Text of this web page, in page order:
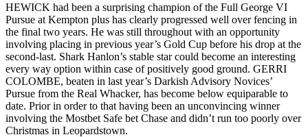
HEWICK had been a surprising champion of the Full George VI
Pursue at Kempton plus has clearly progressed well over fencing in
the final two years. He was still throughout with an opportunity
involving placing in previous year’s Gold Cup before his drop at the
second-last. Shark Hanlon’s stable star could become an interesting
every way option within case of positively good ground. GERRI
COLOMBE, beaten in last year’s Darkish Advisory Novices’
Pursue from the Real Whacker, has become below equiparable to
date. Prior in order to that having been an unconvincing winner
involving the Mostbet Safe bet Chase and didn’t run too poorly over
Christmas in Leopardstown.